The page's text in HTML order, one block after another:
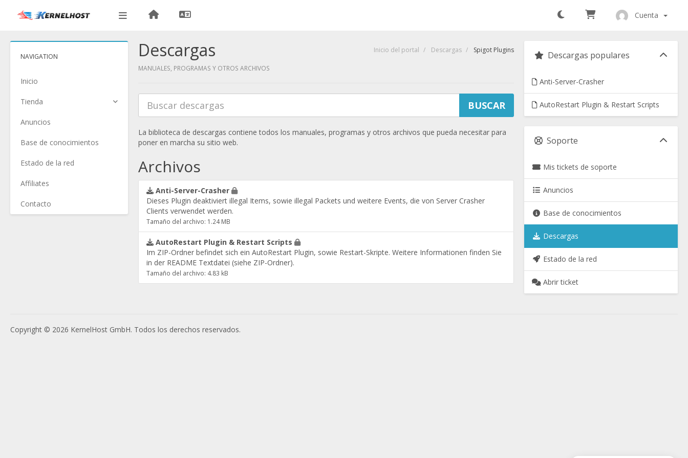
Cuenta
NAVIGATION
Inicio
Tienda
Anuncios
Base de conocimientos
Estado de la red
Affiliates
Contacto
Descargas Inicio del portal Descargas Spigot Plugins
MANUALES, PROGRAMAS Y OTROS ARCHIVOS
La biblioteca de descargas contiene todos los manuales, programas y otros archivos que pueda necesitar para
poner en marcha su sitio web.
Archivos
Anti-Server-Crasher
Dieses Plugin deaktiviert illegal Items, sowie illegal Packets und weitere Events, die von Server Crasher
Clients verwendet werden.
Tamaño del archivo: 1.24 MB
AutoRestart Plugin & Restart Scripts
Im ZIP-Ordner befindet sich ein AutoRestart Plugin, sowie Restart-Skripte. Weitere Informationen finden Sie
in der README Textdatei (siehe ZIP-Ordner).
Tamaño del archivo: 4.83 kB
Descargas populares
Anti-Server-Crasher
AutoRestart Plugin & Restart Scripts
Soporte
Mis tickets de soporte
Anuncios
Base de conocimientos
Descargas
Estado de la red
Abrir ticket
Copyright © 2026 KernelHost GmbH. Todos los derechos reservados.